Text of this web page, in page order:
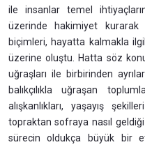
ile insanlar temel
üzerinde hakimiyet
biçimleri, hayatta kalmakla
üzerine oluştu. Hatta söz
uğraşları ile birbirinden
balıkçılıkla uğraşan
alışkanlıkları, yaşayış
topraktan sofraya nasıl
sürecin oldukça büyük bir